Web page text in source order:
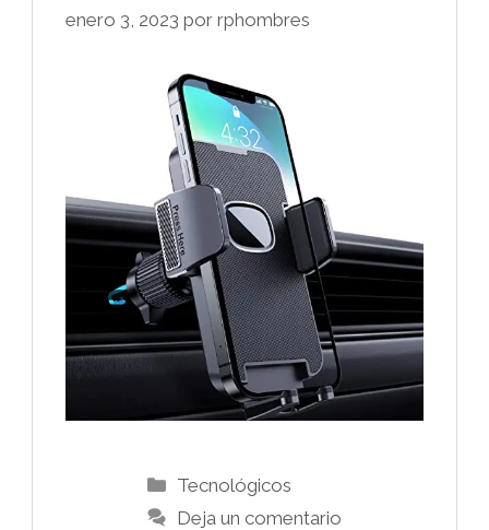
enero 3, 2023 por rphombres
Categorías
Tecnológicos
Deja un comentario